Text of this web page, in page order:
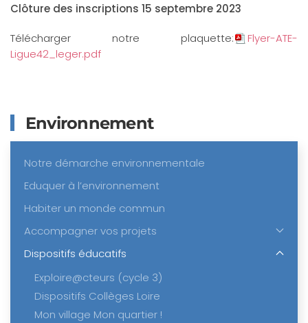
Clôture des inscriptions 15 septembre 2023
Télécharger notre plaquette:
Flyer-ATE-
Ligue42_leger.pdf
Environnement
Notre démarche environnementale
Eduquer à l’environnement
Habiter un monde commun
Accompagner vos projets
Dispositifs éducatifs
Exploire@cteurs (cycle 3)
Dispositifs Collèges Loire
Mon village Mon quartier !